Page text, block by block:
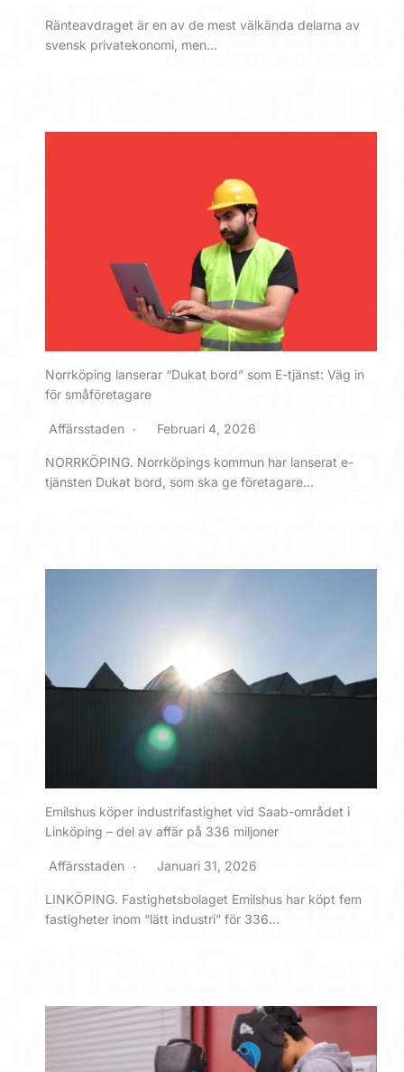
Ränteavdraget är en av de mest välkända delarna av
svensk privatekonomi, men…
Norrköping lanserar “Dukat bord” som E-tjänst: Väg in
för småföretagare
Affärsstaden Februari 4, 2026
NORRKÖPING. Norrköpings kommun har lanserat e-
tjänsten Dukat bord, som ska ge företagare…
Emilshus köper industrifastighet vid Saab-området i
Linköping – del av affär på 336 miljoner
Affärsstaden Januari 31, 2026
LINKÖPING. Fastighetsbolaget Emilshus har köpt fem
fastigheter inom “lätt industri” för 336…